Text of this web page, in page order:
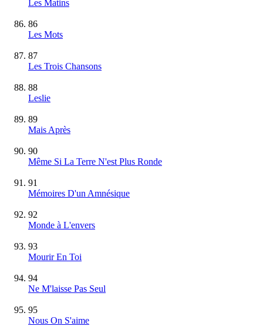
Les Matins
86
Les Mots
87
Les Trois Chansons
88
Leslie
89
Mais Après
90
Même Si La Terre N'est Plus Ronde
91
Mémoires D'un Amnésique
92
Monde à L'envers
93
Mourir En Toi
94
Ne M'laisse Pas Seul
95
Nous On S'aime